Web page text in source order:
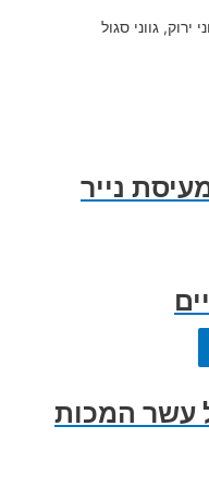
ירוק, גווני סגול
נייר
עשר המכות